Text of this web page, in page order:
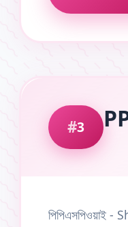
3
পিপিএসপিওয়াই